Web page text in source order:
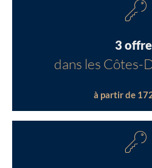
3
dans les Côtes-
à partir de